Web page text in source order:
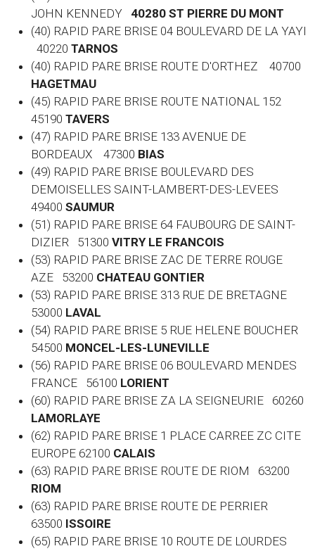
JOHN KENNEDY
40280 ST PIERRE DU MONT
(40) RAPID PARE BRISE 04 BOULEVARD DE LA YAYI
40220 TARNOS
(40) RAPID PARE BRISE ROUTE D'ORTHEZ 40700
HAGETMAU
(45) RAPID PARE BRISE ROUTE NATIONAL 152
45190 TAVERS
(47) RAPID PARE BRISE 133 AVENUE DE
BORDEAUX 47300 BIAS
(49) RAPID PARE BRISE BOULEVARD DES
DEMOISELLES SAINT-LAMBERT-DES-LEVEES
49400 SAUMUR
(51) RAPID PARE BRISE 64 FAUBOURG DE SAINT-
DIZIER 51300 VITRY LE FRANCOIS
(53) RAPID PARE BRISE ZAC DE TERRE ROUGE
AZE 53200 CHATEAU GONTIER
(53) RAPID PARE BRISE 313 RUE DE BRETAGNE
53000 LAVAL
(54) RAPID PARE BRISE 5 RUE HELENE BOUCHER
54500 MONCEL-LES-LUNEVILLE
(56) RAPID PARE BRISE 06 BOULEVARD MENDES
FRANCE 56100 LORIENT
(60) RAPID PARE BRISE ZA LA SEIGNEURIE 60260
LAMORLAYE
(62) RAPID PARE BRISE 1 PLACE CARREE ZC CITE
EUROPE 62100 CALAIS
(63) RAPID PARE BRISE ROUTE DE RIOM 63200
RIOM
(63) RAPID PARE BRISE ROUTE DE PERRIER
63500 ISSOIRE
(65) RAPID PARE BRISE 10 ROUTE DE LOURDES